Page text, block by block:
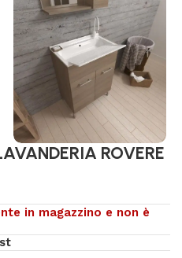
ROVERE
in magazzino e non è